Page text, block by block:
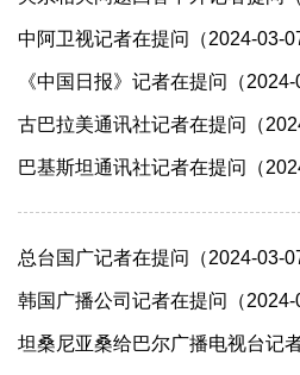
中阿卫视记者在提问（2024-03-07
《中国日报》记者在提问（2024-
古巴拉美通讯社记者在提问（
巴基斯坦通讯社记者在提问（
总台国广记者在提问（2024-03-07
韩国广播公司记者在提问（2024-
坦桑尼亚桑给巴尔广播电视台记